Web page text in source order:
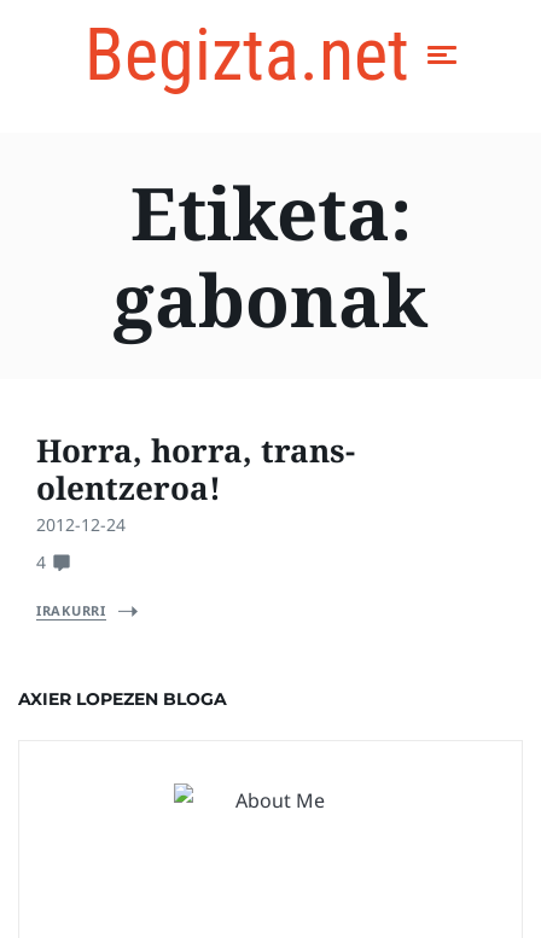
Begizta.net
Etiketa:
gabonak
Horra, horra, trans-
olentzeroa!
2012-12-24
4
IRAKURRI
AXIER LOPEZEN BLOGA